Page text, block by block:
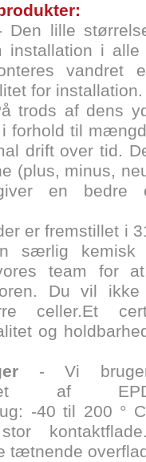
Den lille
installation i
vandret
for installation.
trods af dens
forhold til
drift over tid.
(plus, minus,
en bedre
er fremstillet i
særlig kemisk
team for
Du vil
celler.Et
og
- Vi
af
-40 til 200 °
tætnende